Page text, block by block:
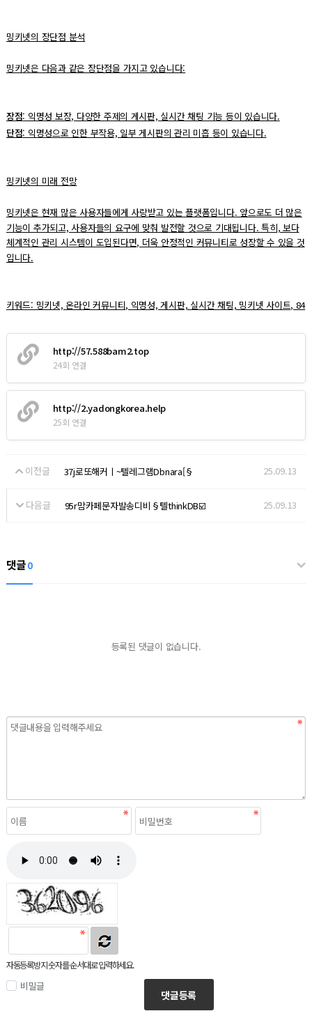
밍키넷의 장단점 분석
밍키넷은 다음과 같은 장단점을 가지고 있습니다:
장점: 익명성 보장, 다양한 주제의 게시판, 실시간 채팅 기능 등이 있습니다.
단점: 익명성으로 인한 부작용, 일부 게시판의 관리 미흡 등이 있습니다.
밍키넷의 미래 전망
밍키넷은 현재 많은 사용자들에게 사랑받고 있는 플랫폼입니다. 앞으로도 더 많은
기능이 추가되고, 사용자들의 요구에 맞춰 발전할 것으로 기대됩니다. 특히, 보다
체계적인 관리 시스템이 도입된다면, 더욱 안정적인 커뮤니티로 성장할 수 있을 것
입니다.
키워드: 밍키넷, 온라인 커뮤니티, 익명성, 게시판, 실시간 채팅, 밍키넷 사이트, 84
http://57.588bam2.top
24회 연결
http://2.yadongkorea.help
25회 연결
이전글 37j로또해커ㅣ~텔레그램Dbnara[§ 25.09.13
다음글 95r맘카페문자발송디비§텔thinkDB☑️ 25.09.13
댓글0
등록된 댓글이 없습니다.
자동등록방지 숫자를 순서대로 입력하세요.
비밀글
댓글등록